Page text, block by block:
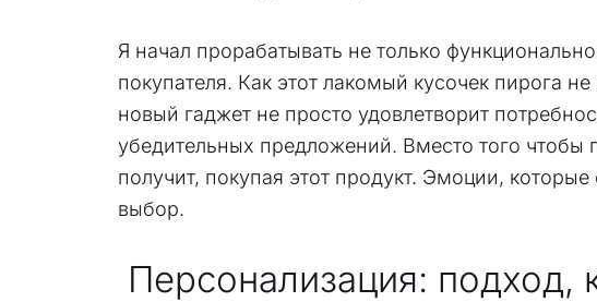
Я начал прорабатывать не только
покупателя. Как этот лакомый кусочек пирога
новый гаджет не просто удовлетворит
убедительных предложений. Вместо того чтобы
получит, покупая этот продукт. Эмоции,
выбор.
Персонализация: подход,